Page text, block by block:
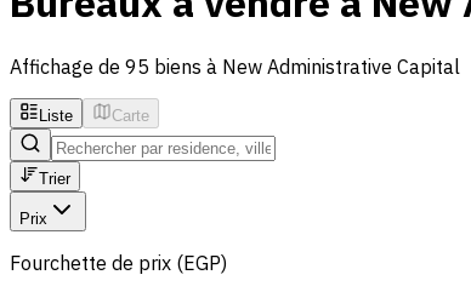
Affichage de 95 biens à New Administrative Capital
Liste Carte
Trier
Prix
Fourchette de prix (EGP)